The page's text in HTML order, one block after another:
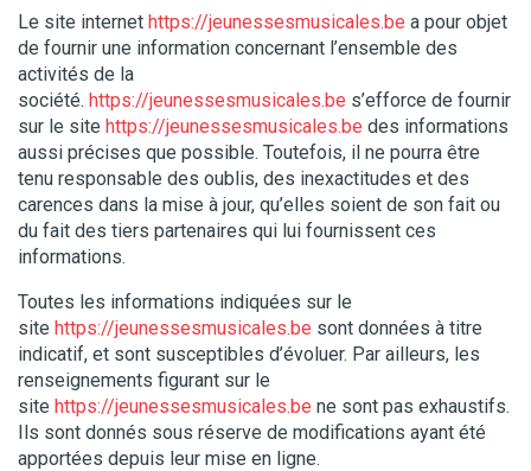
Le site internet https://jeunessesmusicales.be a pour objet
de fournir une information concernant l’ensemble des
activités de la
société. https://jeunessesmusicales.be s’efforce de fournir
sur le site https://jeunessesmusicales.be des informations
aussi précises que possible. Toutefois, il ne pourra être
tenu responsable des oublis, des inexactitudes et des
carences dans la mise à jour, qu’elles soient de son fait ou
du fait des tiers partenaires qui lui fournissent ces
informations.
Toutes les informations indiquées sur le
site https://jeunessesmusicales.be sont données à titre
indicatif, et sont susceptibles d’évoluer. Par ailleurs, les
renseignements figurant sur le
site https://jeunessesmusicales.be ne sont pas exhaustifs.
Ils sont donnés sous réserve de modifications ayant été
apportées depuis leur mise en ligne.